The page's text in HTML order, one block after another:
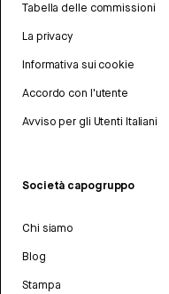
Tabella delle commissioni
La privacy
Informativa sui cookie
Accordo con l'utente
Avviso per gli Utenti Italiani
Società capogruppo
Chi siamo
Blog
Stampa